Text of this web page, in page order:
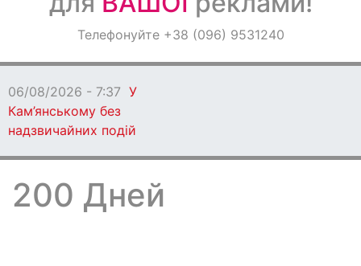
ОголошенняТелефонуйте +38 (096) 9531240
06/08/2026 - 7:37 У
Кам’янському без
надзвичайних подій
200 Дней